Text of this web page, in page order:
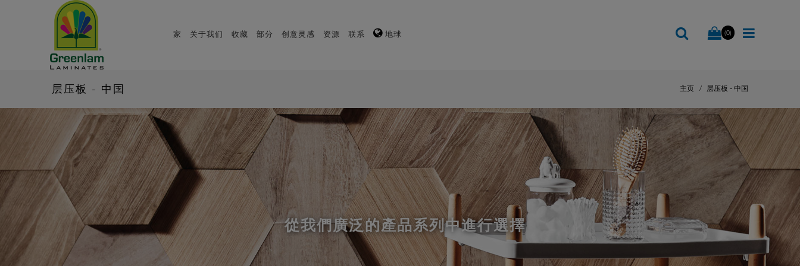
家 关于我们 收藏 部分 创意灵感 资源 联系 地球 (0)
层压板 - 中国 主页 层压板 - 中国
從我們廣泛的產品系列中進行選擇